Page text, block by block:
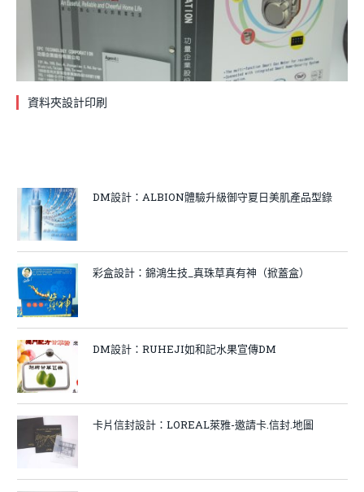
資料夾設計印刷
DM設計：ALBION體驗升級御守夏日美肌產品型錄
彩盒設計：錦鴻生技_真珠草真有神（掀蓋盒）
DM設計：RUHEJI如和記水果宣傳DM
卡片信封設計：LOREAL萊雅-邀請卡.信封.地圖